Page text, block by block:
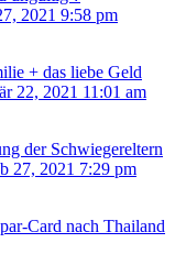
2021 9:58 pm
+ das liebe Geld
22, 2021 11:01 am
der Schwiegereltern
27, 2021 7:29 pm
Card nach Thailand